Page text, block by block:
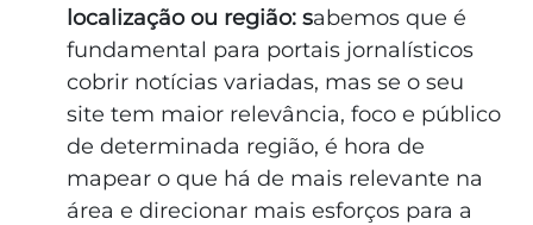
localização ou região: sabemos que é
fundamental para portais jornalísticos
cobrir notícias variadas, mas se o seu
site tem maior relevância, foco e público
de determinada região, é hora de
mapear o que há de mais relevante na
área e direcionar mais esforços para a